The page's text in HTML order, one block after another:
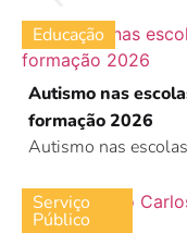
Educação
Autismo nas
formação 2026
Autismo nas
Serviço
Público